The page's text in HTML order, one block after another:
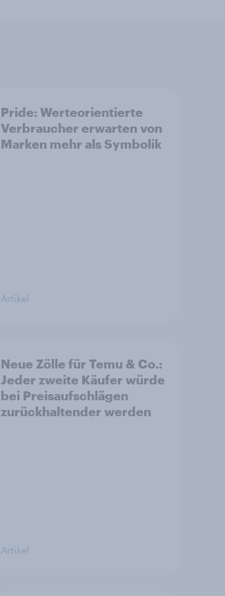
Pride: Werteorientierte
Verbraucher erwarten von
Marken mehr als Symbolik
Artikel
Neue Zölle für Temu & Co.:
Jeder zweite Käufer würde
bei Preisaufschlägen
zurückhaltender werden
Artikel